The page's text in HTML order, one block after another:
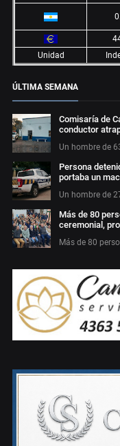
Unidad
ÚLTIMA SEMANA
Comisaría de
conductor
Un hombre de
Persona
portaba un
Un hombre de
Más de 80
ceremonial,
Más de 80